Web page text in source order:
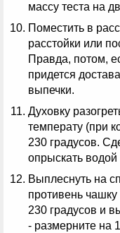
массу теста на
Поместить в
расстойки или
Правда, потом,
придется
выпечки.
Духовку
температу (при
230 градусов.
опрыскать водой
Выплеснуть на
противень чашку
230 градусов и
- размерните на